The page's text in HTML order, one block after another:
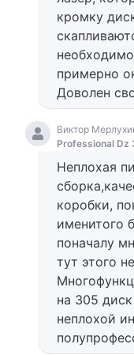
кромку
примерно
Доволен
Виктор
Professional Dz
Неплохая
коробки,
именитого
поначалу
тут этого
на 305
неплохой